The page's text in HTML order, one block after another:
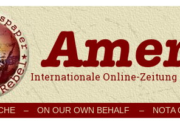
Internationale Onlinezeitung für Frieden,
– ON OUR OWN BEHALF –
NOTA